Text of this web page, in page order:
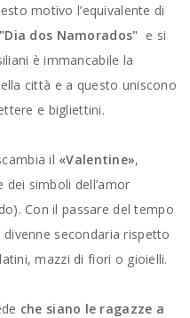
motivo l’equivalente di
"Dia dos Namorados" e si
è immancabile la
città e a questo uniscono
e bigliettini.
il «Valentine»,
dei simboli dell’amor
Con il passare del tempo
secondaria rispetto
mazzi di fiori o gioielli.
che siano le ragazze a